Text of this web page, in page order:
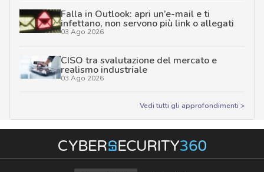
Falla in Outlook: apri un’e-mail e ti
infettano, non servono più link o allegati
03 Ago 2026
CISO tra svalutazione del mercato e
realismo industriale
03 Ago 2026
Vedi tutti gli approfondimenti >